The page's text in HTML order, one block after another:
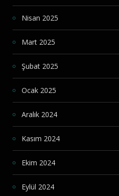
Nisan 2025
Mart 2025
Şubat 2025
Ocak 2025
Aralık 2024
Kasım 2024
Ekim 2024
Eylül 2024